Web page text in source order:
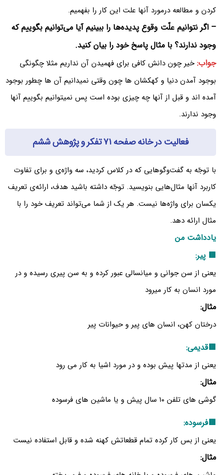
کردن و مطالعه درمورد آنها علت این کار را بفهمیم.
– اگر نتوانیم علّت وقوع پدیده‌ها را ببینیم آیا می‌توانیم بگوییم که
وجود ندارند؟ با مثال پاسخ خود را بیان کنید.
جواب:خیر چون دانش کافی برای فهمیدن آن نداریم مثلا چگونگی
بوجود آمدن دنیا و کهکشان ها چون وقتی نمیدانیم آن ها چطور بوجود
آمده اند و قبل از آنها چه چیزی بوده است پس نمیتوانیم بگوییم آنها
وجود ندارند.
فعالیت در خانه صفحه ۷۱ تفکر و پژوهش ششم
با توجّه به گفت‌وگوهایی که در کلاس کردید، سه واژه‌ی و برای تفاوت
کاربرد آنها مثال‌هایی بنویسید. توجّه داشته باشید هدف، ارائه‌ی تعریف
یکسان برای واژه‌ها نیست. هر یک از شما می‌تواند تعریف خود را با
مثال ارائه دهد.
یادداشت من
🟥 پیر:
یعنی از سن جوانی و میانسالی عبور کرده و به سن پیری رسیده و در
مورد انسان به کار میرود
مثال:
درختان کهن، انسان های پیر و حیوانات پیر
🟥قدیمی:
یعنی از مدتها پیش بوده و در مورد اشیا به کار می رود
مثال:
گوشی های تلفن ۱۰ سال پیش و یا ماشین های فرسوده
🟥فرسوده:
یعنی از بس کار کرده تمام قطعاتش کهنه شده و قابل استفاده نیست
مثال: